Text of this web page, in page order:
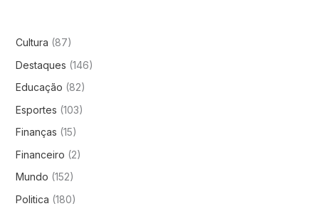
Cultura (87)
Destaques (146)
Educação (82)
Esportes (103)
Finanças (15)
Financeiro (2)
Mundo (152)
Politica (180)